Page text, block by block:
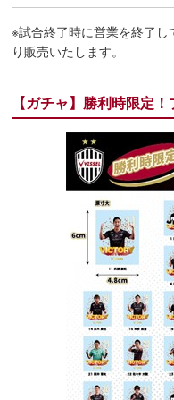
※試合終了時に営業を終了
り販売いたします。
【ガチャ】勝利時限定